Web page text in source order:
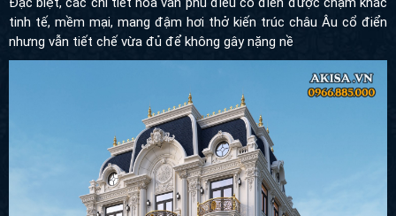
tế, mềm mại, mang đậm hơi thở kiến trúc châu Âu cổ điển nhưng
vẫn tiết chế vừa đủ để không gây nặng nề